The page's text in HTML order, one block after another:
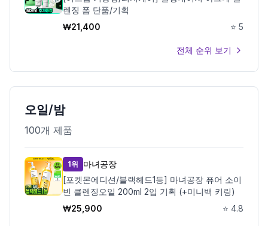
렌징 폼 단품/기획
₩21,400 ⭐ 5
전체 순위 보기
오일/밤
100개 제품
1위
마녀공장
[포켓몬에디션/블랙헤드1등] 마녀공장 퓨어 소이
빈 클렌징오일 200ml 2입 기획 (+미니백 키링)
₩25,900 ⭐ 4.8